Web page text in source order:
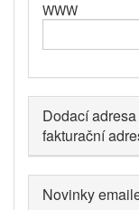
WWW
Dodací
fakturační
Novinky